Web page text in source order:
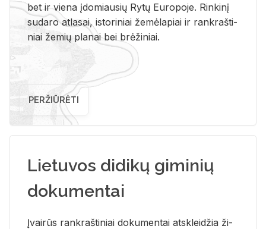
bet ir vie­na įdo­miau­sių Rytų Eu­ro­po­je. Rin­ki­nį
su­da­ro at­la­sai, is­to­ri­niai že­mė­la­piai ir rank­raš­ti­
niai že­mių pla­nai bei brė­ži­niai.
PERŽIŪRĖTI
Lietuvos didikų giminių
dokumentai
Įvai­rūs rank­raš­ti­niai do­ku­men­tai at­sklei­džia ži­